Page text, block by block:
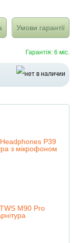
Умови гарантії
Гарантія: 6 міс.
P39
з мікрофоном
M90 Pro